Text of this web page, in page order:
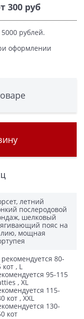
300 руб
рублей.
оформлении
летний
послеродовой
шелковый
пояс на
мощная
80-
кот , L
95-115
, XL
115-
кот , XXL
130-
кот